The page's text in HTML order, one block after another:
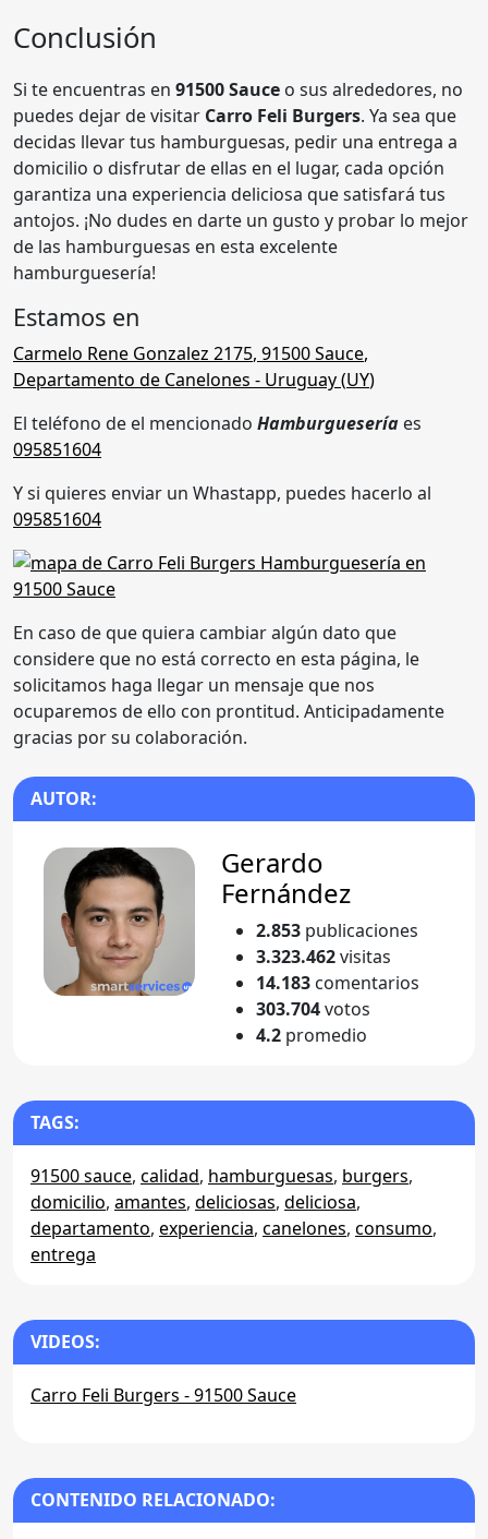
Conclusión
Si te encuentras en 91500 Sauce o sus alrededores, no
puedes dejar de visitar Carro Feli Burgers. Ya sea que
decidas llevar tus hamburguesas, pedir una entrega a
domicilio o disfrutar de ellas en el lugar, cada opción
garantiza una experiencia deliciosa que satisfará tus
antojos. ¡No dudes en darte un gusto y probar lo mejor
de las hamburguesas en esta excelente
hamburguesería!
Estamos en
Carmelo Rene Gonzalez 2175, 91500 Sauce,
Departamento de Canelones - Uruguay (UY)
El teléfono de el mencionado Hamburguesería es
095851604
Y si quieres enviar un Whastapp, puedes hacerlo al
095851604
En caso de que quiera cambiar algún dato que
considere que no está correcto en esta página, le
solicitamos haga llegar un mensaje que nos
ocuparemos de ello con prontitud. Anticipadamente
gracias por su colaboración.
AUTOR:
Gerardo
Fernández
2.853 publicaciones
3.323.462visitas
14.183 comentarios
303.704votos
4.2 promedio
TAGS:
91500 sauce, calidad, hamburguesas, burgers,
domicilio, amantes, deliciosas, deliciosa,
departamento, experiencia, canelones, consumo,
entrega
VIDEOS:
Carro Feli Burgers - 91500 Sauce
CONTENIDO RELACIONADO: